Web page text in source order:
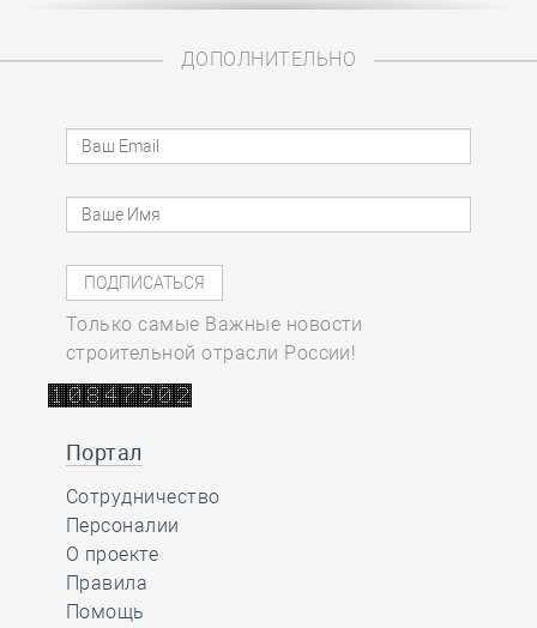
ДОПОЛНИТЕЛЬНО
Только самые Важные новости
строительной отрасли России!
Портал
Сотрудничество
Персоналии
О проекте
Правила
Помощь